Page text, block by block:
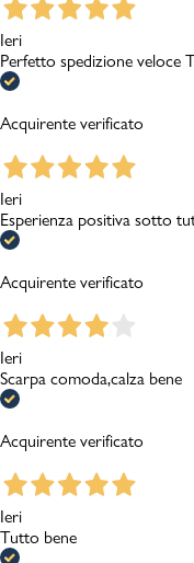
Ieri
Perfetto spedizione veloce
Acquirente verificato
Ieri
Esperienza positiva sotto
Acquirente verificato
Ieri
Scarpa comoda,calza bene
Acquirente verificato
Ieri
Tutto bene